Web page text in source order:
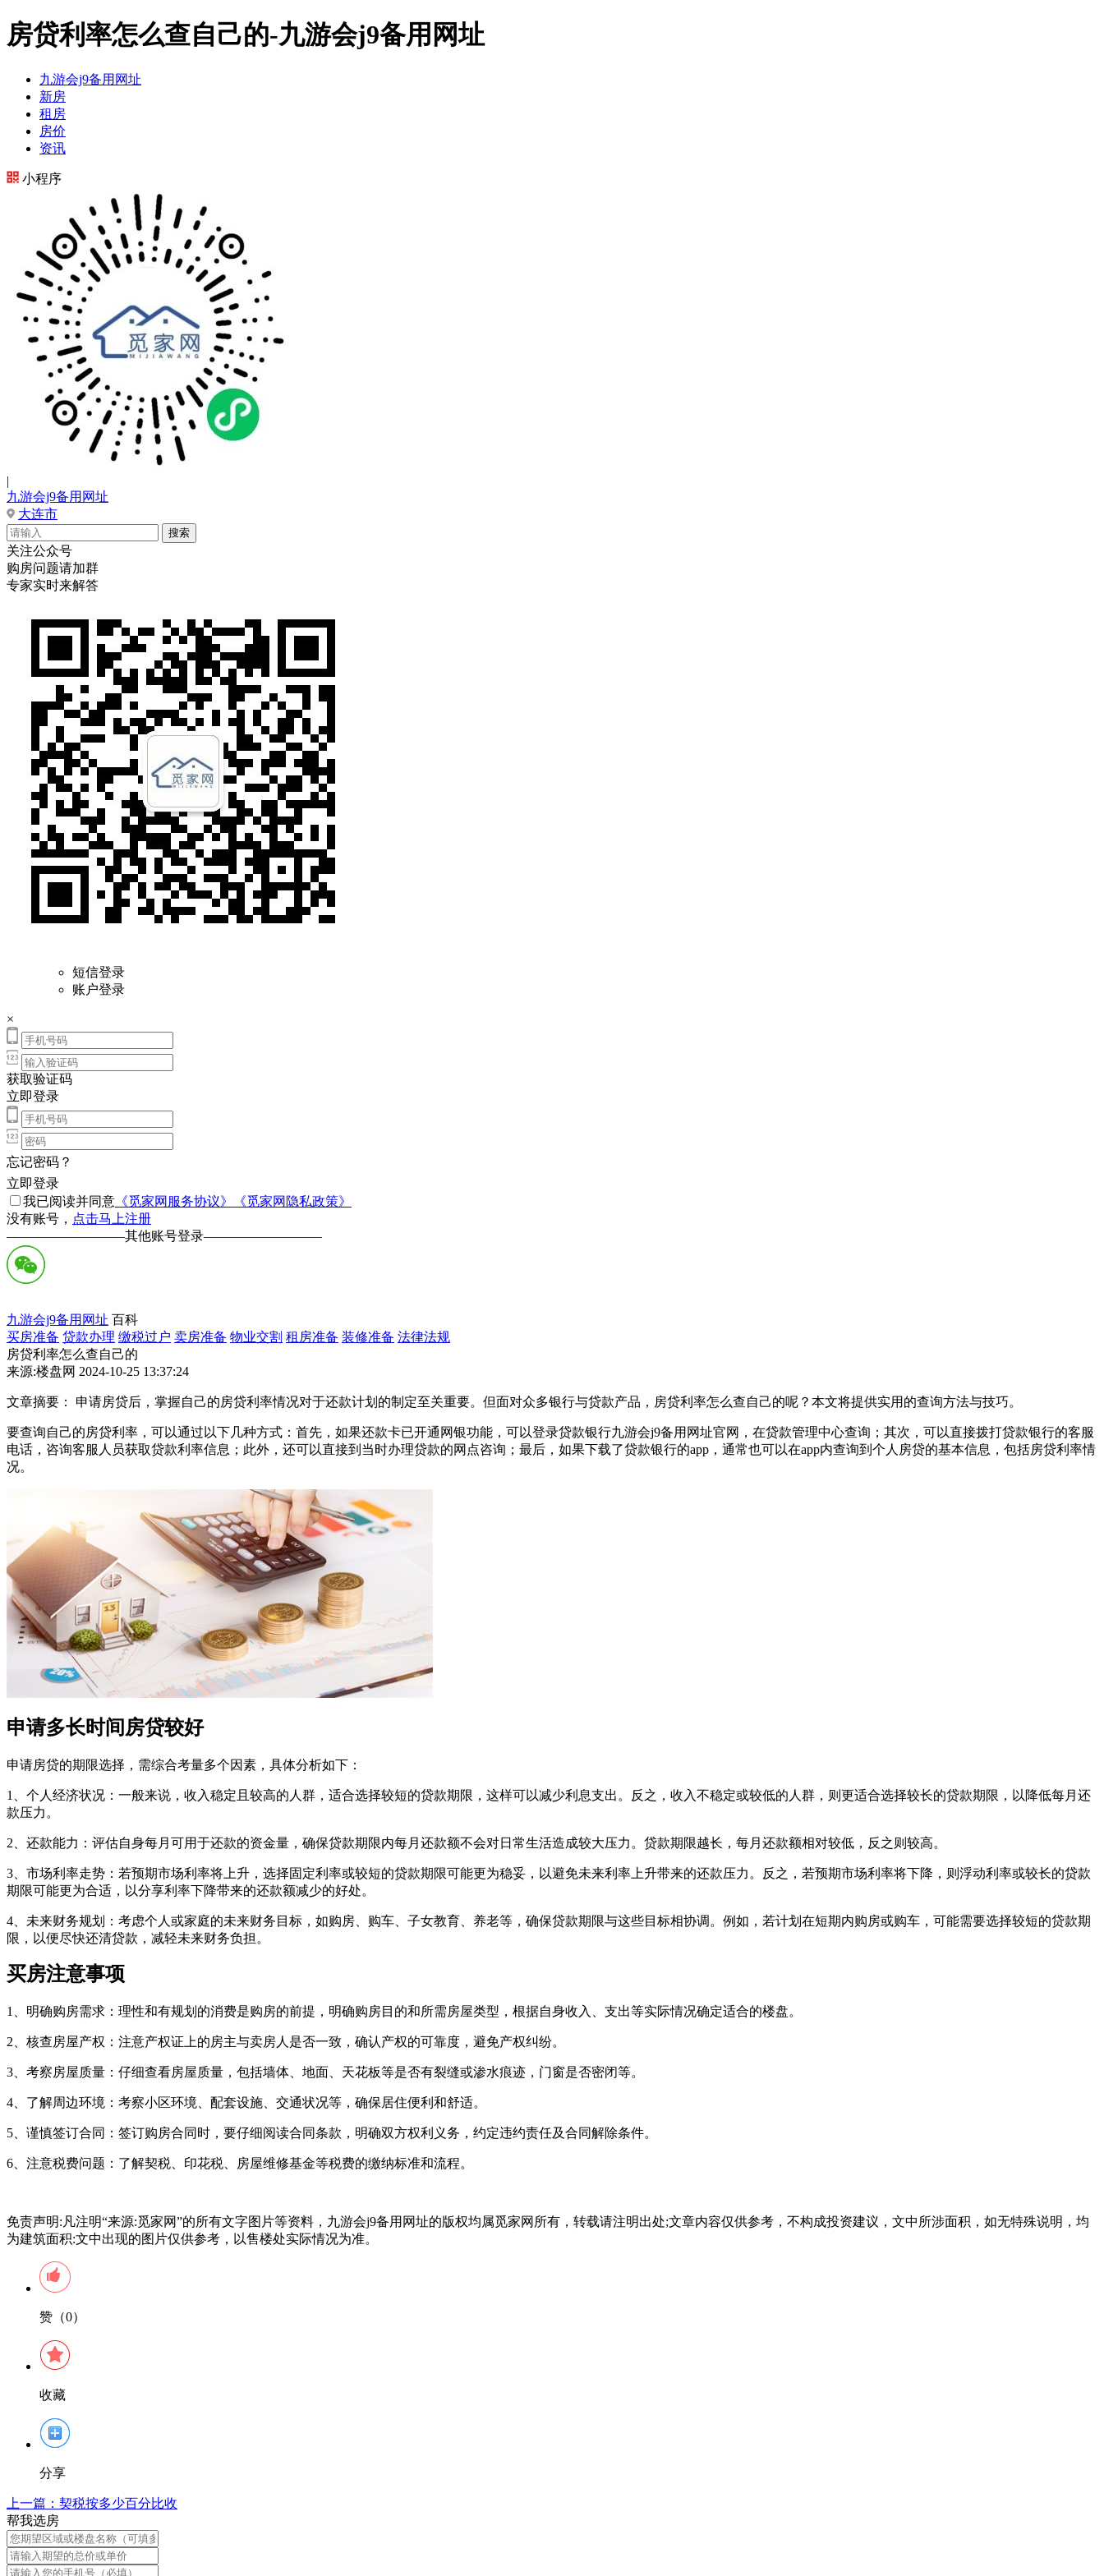
房贷利率怎么查自己的-九游会j9备用网址
九游会j9备用网址
新房
租房
房价
资讯
小程序
|
九游会j9备用网址
大连市
关注公众号
购房问题请加群
专家实时来解答
短信登录
账户登录
×
获取验证码
立即登录
忘记密码？
立即登录
我已阅读并同意 《觅家网服务协议》
《觅家网隐私政策》
没有账号， 点击马上注册
—————————其他账号登录—————————
九游会j9备用网址 百科
买房准备 贷款办理 缴税过户 卖房准备 物业交割 租房准备 装修准备 法律法规
房贷利率怎么查自己的
来源:楼盘网 2024-10-25 13:37:24
文章摘要： 申请房贷后，掌握自己的房贷利率情况对于还款计划的制定至关重要。但面对众多银行与贷款产品，房贷利率怎么查自己的呢？本文将提供实用的查询方法与技巧。
要查询自己的房贷利率，可以通过以下几种方式：首先，如果还款卡已开通网银功能，可以登录贷款银行九游会j9备用网址官网，在贷款管理中心查询；其次，可以直接拨打贷款银行的客服
电话，咨询客服人员获取贷款利率信息；此外，还可以直接到当时办理贷款的网点咨询；最后，如果下载了贷款银行的app，通常也可以在app内查询到个人房贷的基本信息，包括房贷利率情
况。
申请多长时间房贷较好
申请房贷的期限选择，需综合考量多个因素，具体分析如下：
1、个人经济状况：一般来说，收入稳定且较高的人群，适合选择较短的贷款期限，这样可以减少利息支出。反之，收入不稳定或较低的人群，则更适合选择较长的贷款期限，以降低每月还
款压力。
2、还款能力：评估自身每月可用于还款的资金量，确保贷款期限内每月还款额不会对日常生活造成较大压力。贷款期限越长，每月还款额相对较低，反之则较高。
3、市场利率走势：若预期市场利率将上升，选择固定利率或较短的贷款期限可能更为稳妥，以避免未来利率上升带来的还款压力。反之，若预期市场利率将下降，则浮动利率或较长的贷款
期限可能更为合适，以分享利率下降带来的还款额减少的好处。
4、未来财务规划：考虑个人或家庭的未来财务目标，如购房、购车、子女教育、养老等，确保贷款期限与这些目标相协调。例如，若计划在短期内购房或购车，可能需要选择较短的贷款期
限，以便尽快还清贷款，减轻未来财务负担。
买房注意事项
1、明确购房需求：理性和有规划的消费是购房的前提，明确购房目的和所需房屋类型，根据自身收入、支出等实际情况确定适合的楼盘。
2、核查房屋产权：注意产权证上的房主与卖房人是否一致，确认产权的可靠度，避免产权纠纷。
3、考察房屋质量：仔细查看房屋质量，包括墙体、地面、天花板等是否有裂缝或渗水痕迹，门窗是否密闭等。
4、了解周边环境：考察小区环境、配套设施、交通状况等，确保居住便利和舒适。
5、谨慎签订合同：签订购房合同时，要仔细阅读合同条款，明确双方权利义务，约定违约责任及合同解除条件。
6、注意税费问题：了解契税、印花税、房屋维修基金等税费的缴纳标准和流程。
免责声明:凡注明“来源:觅家网”的所有文字图片等资料，九游会j9备用网址的版权均属觅家网所有，转载请注明出处;文章内容仅供参考，不构成投资建议，文中所涉面积，如无特殊说明，均
为建筑面积:文中出现的图片仅供参考，以售楼处实际情况为准。
赞（0）
收藏
分享
上一篇： 契税按多少百分比收
帮我选房